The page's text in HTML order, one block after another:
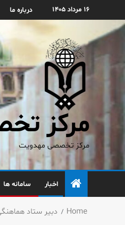
۱۶ مرداد ۱۴۰۵ درباره ما
مرکز
مرکز تخصصی مهدویت
اخبار سامانه ها
Home دبیر ستاد